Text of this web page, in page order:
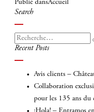
le
réelle
de
l’article
Publié dansAccueil
Search
Recherche
pour
:
Recent Posts
Avis clients –
Collaboration
pour les 135 ans du